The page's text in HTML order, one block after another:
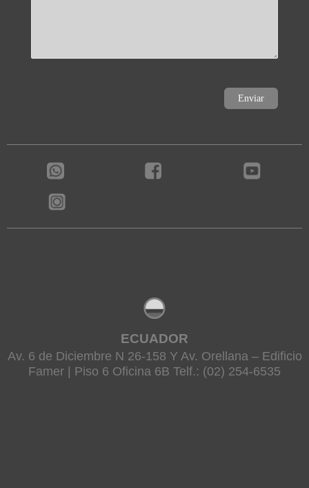
ECUADOR
Av. 6 de Diciembre N 26-158 Y Av. Orellana – Edificio
Famer | Piso 6 Oficina 6B Telf.: (02) 254-6535